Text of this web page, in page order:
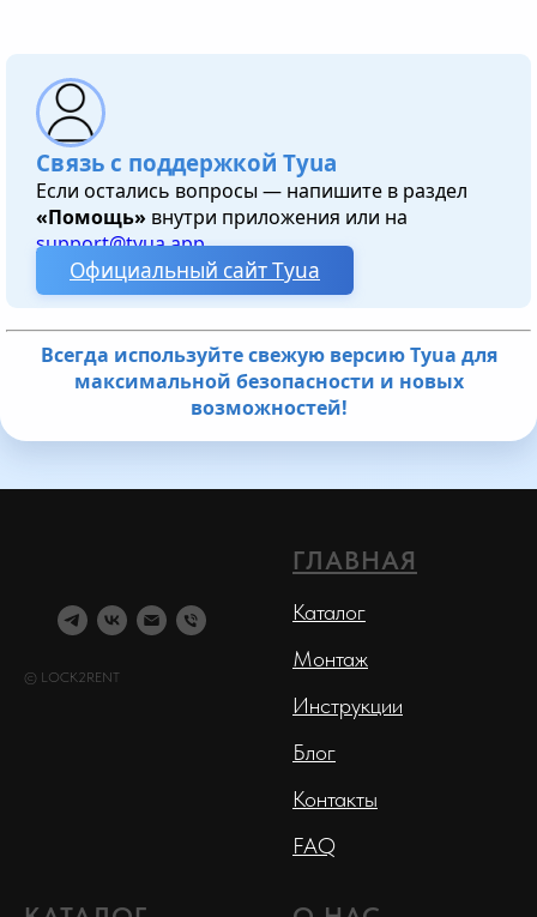
Связь с поддержкой Tyua
Если остались вопросы — напишите в раздел
«Помощь» внутри приложения или на
support@tyua.app.
Официальный сайт Tyua
Всегда используйте свежую версию Tyua для
максимальной безопасности и новых
возможностей!
© LOCK2RENT
ГЛАВНАЯ
Каталог
Монтаж
Инструкции
Блог
Контакты
FAQ